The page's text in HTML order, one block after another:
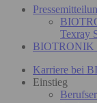
Texray
BIOTRONIK
Karriere bei
Einstieg